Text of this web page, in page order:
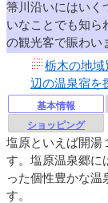
箒川沿いにはいく
いなことでも知ら
の観光客で賑わい
栃木の地域
辺の温泉宿を
基本情報
ショッピング
塩原といえば開湯
す。塩原温泉郷に
った個性豊かな温
す。